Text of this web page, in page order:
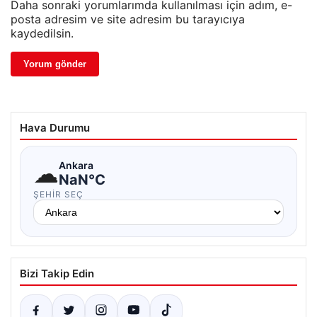
Daha sonraki yorumlarımda kullanılması için adım, e-
posta adresim ve site adresim bu tarayıcıya
kaydedilsin.
Hava Durumu
☁Ankara
NaN°C
ŞEHIR SEÇ
Bizi Takip Edin